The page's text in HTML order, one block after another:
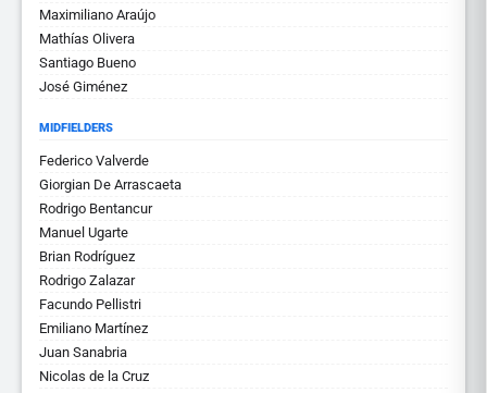
Maximiliano Araújo
Mathías Olivera
Santiago Bueno
José Giménez
MIDFIELDERS
Federico Valverde
Giorgian De Arrascaeta
Rodrigo Bentancur
Manuel Ugarte
Brian Rodríguez
Rodrigo Zalazar
Facundo Pellistri
Emiliano Martínez
Juan Sanabria
Nicolas de la Cruz